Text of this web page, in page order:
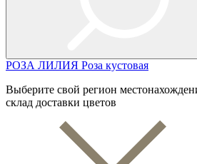
РОЗА ЛИЛИЯ Роза кустовая
Выберите свой регион
склад доставки цветов